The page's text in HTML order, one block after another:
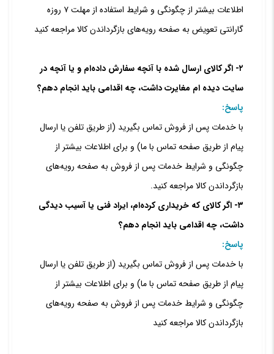
اطلاعات بیشتر از چگونگی و شرایط استفاده از مهلت ۷ روزه
گارانتی تعویض به صفحه رویه‌های بازگرداندن کالا مراجعه کنید
۲- اگر کالای ارسال شده با آنچه سفارش داده‌‏ام و یا آنچه در
سایت دیده ام مغایرت داشت، چه اقدامی باید انجام دهم؟
پاسخ:
با خدمات پس از فروش تماس بگیرید (از طریق تلفن یا ارسال
پیام از طریق صفحه تماس با ما) و برای اطلاعات بیشتر از
چگونگی و شرایط خدمات پس از فروش به صفحه رویه‌های
بازگرداندن کالا مراجعه کنید.
۳- اگر کالای که خریداری کرده‌‏ام، ایراد فنی یا آسیب دیدگی
داشت، چه اقدامی باید انجام دهم؟
پاسخ:
با خدمات پس از فروش تماس بگیرید (از طریق تلفن یا ارسال
پیام از طریق صفحه تماس با ما) و برای اطلاعات بیشتر از
چگونگی و شرایط خدمات پس از فروش به صفحه رویه‌های
بازگرداندن کالا مراجعه کنید